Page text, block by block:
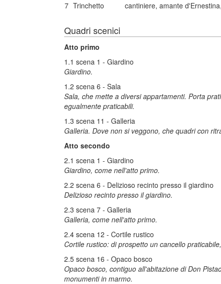
7 Trinchetto cantiniere, amante
Quadri scenici
Atto primo
1.1 scena 1 - Giardino
Giardino.
1.2 scena 6 - Sala
Sala, che mette a diversi appartamenti. Porta
egualmente praticabili.
1.3 scena 11 - Galleria
Galleria. Dove non si veggono, che quadri con
Atto secondo
2.1 scena 1 - Giardino
Giardino, come nell'atto primo.
2.2 scena 6 - Delizioso recinto presso il giardino
Delizioso recinto presso il giardino.
2.3 scena 7 - Galleria
Galleria, come nell'atto primo.
2.4 scena 12 - Cortile rustico
Cortile rustico: di prospetto un cancello
2.5 scena 16 - Opaco bosco
Opaco bosco, contiguo all'abitazione di Don
monumenti in marmo.